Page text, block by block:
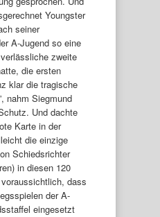
Youngster
seiner
A-Jugend so eine
zweite
die ersten
klar die tragische
nahm Siegmund
Und dachte
Karte in der
die einzige
Schiedsrichter
in diesen 120
dass
der A-
eingesetzt